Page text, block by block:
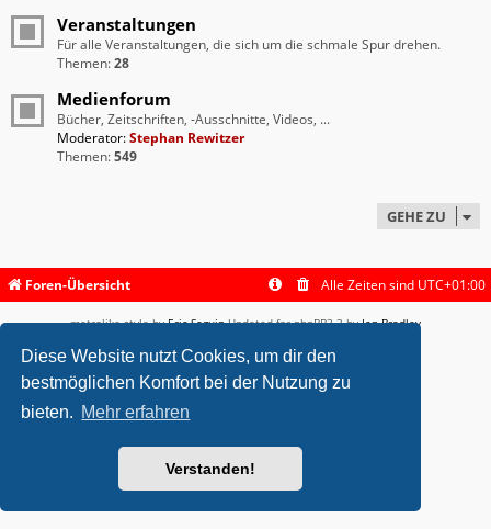
Diese Website nutzt Cookies, um dir den
bestmöglichen Komfort bei der Nutzung zu
bieten. Mehr erfahren
Verstanden!
Veranstaltungen
Für alle Veranstaltungen, die sich um die schmale Spur drehen.
Themen:28
Medienforum
Bücher, Zeitschriften, -Ausschnitte, Videos, ...
Moderator:Stephan Rewitzer
Themen:549
GEHE ZU
Foren-Übersicht Alle Zeiten sind UTC+01:00
metrolike style byEric SeguinUpdated for phpBB3.3 byIan Bradley
Deutsche Übersetzung durchphpBB.de
Datenschutz| Nutzungsbedingungen